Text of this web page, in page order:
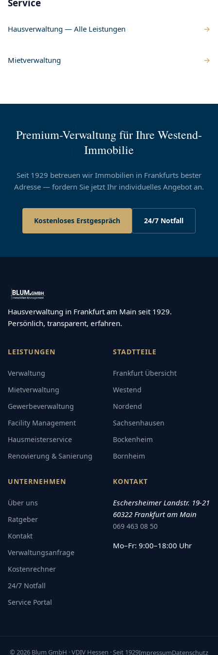
Service
Hausverwaltung — Alle Leistungen
Mietverwaltung
Premium-Verwaltung für Ihre Westend-
Immobilie
Seit 1929 betreuen wir Immobilien in Frankfurts bester
Adresse — fordern Sie jetzt Ihr individuelles Angebot an.
Kostenloses Erstgespräch 24/7 Notfall
Hausverwaltung in Frankfurt am Main seit 1929.
Persönlich, transparent, erfahren.
LEISTUNGEN
Verwaltung
Mietverwaltung
Gewerbeverwaltung
Facility Management
Hausmeisterservice
Renovierung & Sanierung
STADTTEILE
Frankfurt Übersicht
Westend
Nordend
Sachsenhausen
Bockenheim
Bornheim
UNTERNEHMEN
Über uns
Ratgeber
Kontakt
Verwaltungsanfrage
Kostenrechner
24/7 Notfall
Service Portal
KONTAKT
Eschersheimer Landstr. 19-21
60322 Frankfurt am Main
069 463 08 50
Mo–Fr: 9:00–18:00 Uhr
© 2026 Blum GmbH · VDIV Hessen · Seit 1929ImpressumDatenschutz